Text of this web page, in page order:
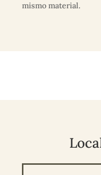
mismo material.